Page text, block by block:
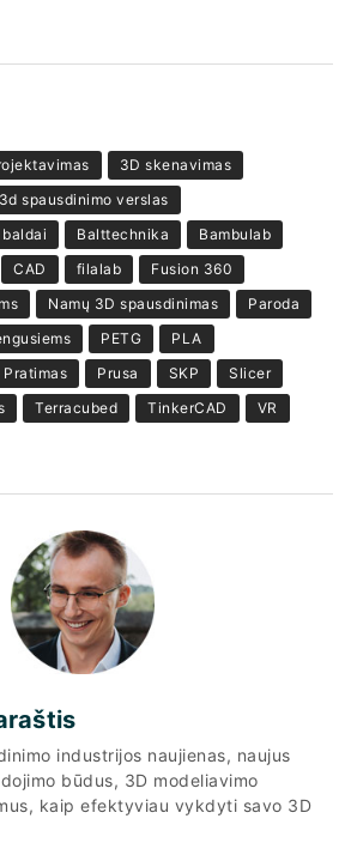
3D skenavimas
3d spausdinimo verslas
baldai Balttechnika
Bambulab
CAD filalab
Fusion 360
Namų 3D spausdinimas
Paroda
PETG
PLA
Pratimas Prusa SKP
Slicer
Terracubed TinkerCAD
VR
industrijos naujienas, naujus
būdus, 3D modeliavimo
kaip efektyviau vykdyti savo 3D